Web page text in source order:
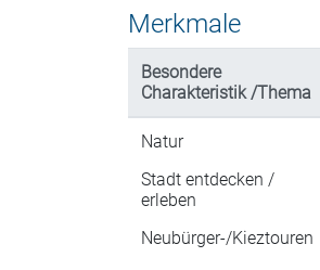
Merkmale
Besondere
Charakteristik /Thema
Natur
Stadt entdecken /
erleben
Neubürger-/Kieztouren